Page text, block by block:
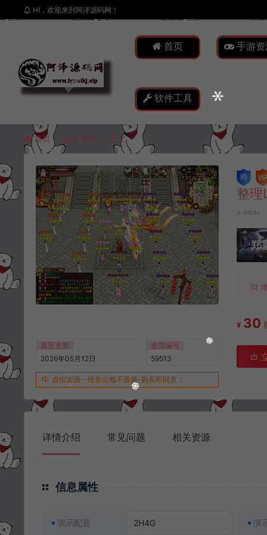
HI，欢迎来到阿泽源码网！
首页 手游资
软件工具
首页 端游资源 正文
最近更新
2026年05月12日
资源编号
59513
虚拟资源一经售出概不退换-购买即同意！
整理
冷雨泽ღ
郑
¥ 30
详情介绍 常见问题 相关资源
信息属性
演示配置 2H4G 演